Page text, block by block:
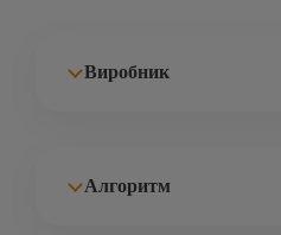
Виробник
Алгоритм